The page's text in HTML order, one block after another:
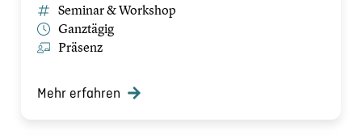
Seminar & Workshop
Ganztägig
Präsenz
Mehr erfahren